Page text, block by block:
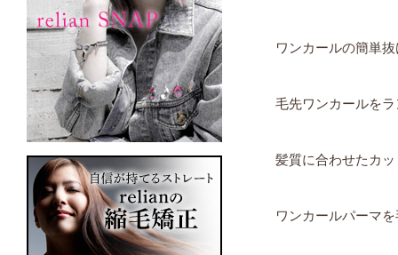
ワンカールの簡単
毛先ワンカールを
髪質に合わせたカ
ワンカールパーマ